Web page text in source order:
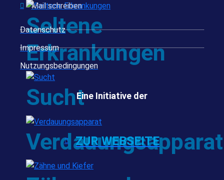
Seltene
Erkrankungen
Sucht
Verdauungsapparat
Mail schreiben
Datenschutz
Impressum
Nutzungsbedingungen
Eine Initiative der
ZUR WEBSEITE